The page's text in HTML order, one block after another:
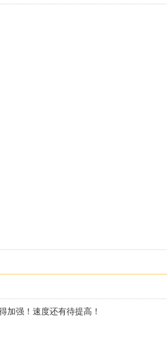
加强！速度还有待提高！